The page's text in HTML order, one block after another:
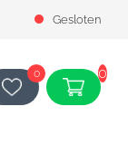
Gesloten
0 0